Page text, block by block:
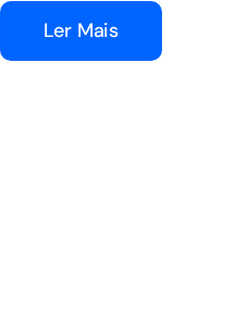
Ler Mais